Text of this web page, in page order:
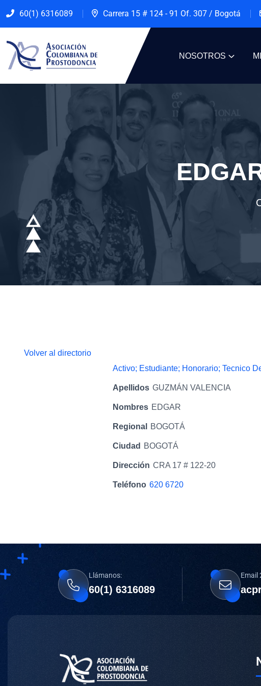
60(1) 6316089 Carrera 15 # 124 - 91 Of. 307 / Bogotá
NOSOTROS
Volver al directorio
Activo; Estudiante; Honorario; Tecnico
Apellidos GUZMÁN VALENCIA
Nombres EDGAR
Regional BOGOTÁ
Ciudad BOGOTÁ
Dirección CRA 17 # 122-20
Teléfono 620 6720
Llámanos:
60(1) 6316089
Email